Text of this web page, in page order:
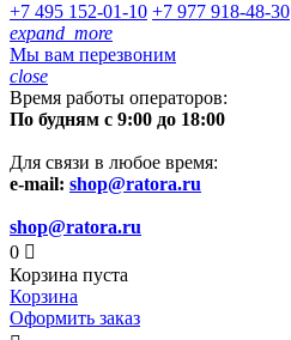
+7 495 152-01-10 +7 977 918-48-30
expand_more
Мы вам перезвоним
close
Время работы операторов:
По будням с 9:00 до 18:00
Для связи в любое время:
e-mail: shop@ratora.ru
shop@ratora.ru
0 
Корзина пуста
Корзина
Оформить заказ